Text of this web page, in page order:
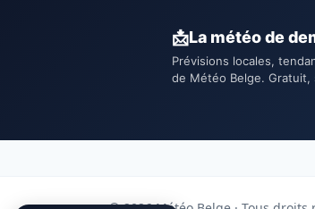
📩La météo de
Prévisions locales,
de Météo Belge. Gratuit,